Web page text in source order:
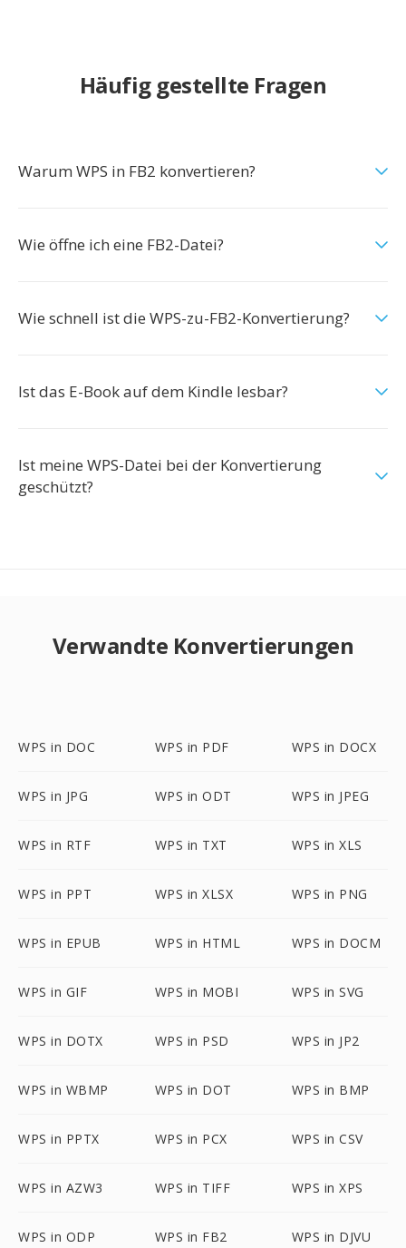
Häufig gestellte Fragen
Warum WPS in FB2 konvertieren?
Wie öffne ich eine FB2-Datei?
Wie schnell ist die WPS-zu-FB2-Konvertierung?
Ist das E-Book auf dem Kindle lesbar?
Ist meine WPS-Datei bei der Konvertierung
geschützt?
Verwandte Konvertierungen
WPS in DOC WPS in PDF WPS in DOCX
WPS in JPG WPS in ODT WPS in JPEG
WPS in RTF WPS in TXT WPS in XLS
WPS in PPT WPS in XLSX WPS in PNG
WPS in EPUB WPS in HTML WPS in DOCM
WPS in GIF WPS in MOBI WPS in SVG
WPS in DOTX WPS in PSD WPS in JP2
WPS in WBMP WPS in DOT WPS in BMP
WPS in PPTX WPS in PCX WPS in CSV
WPS in AZW3 WPS in TIFF WPS in XPS
WPS in ODP WPS in FB2 WPS in DJVU